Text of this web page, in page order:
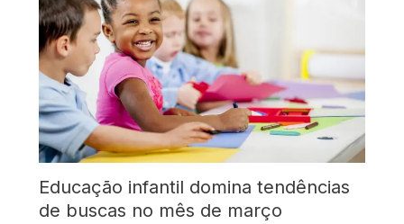
Educação infantil domina tendências
de buscas no mês de março